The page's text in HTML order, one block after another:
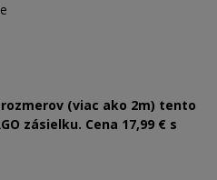
(viac ako 2m) tento
zásielku. Cena 17,99 € s